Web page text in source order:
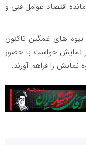
اقتصاد عوامل فنی و
بیوه های غمگین تاکنون
نمایش خواست با حضور
نمایش را فراهم آورند.